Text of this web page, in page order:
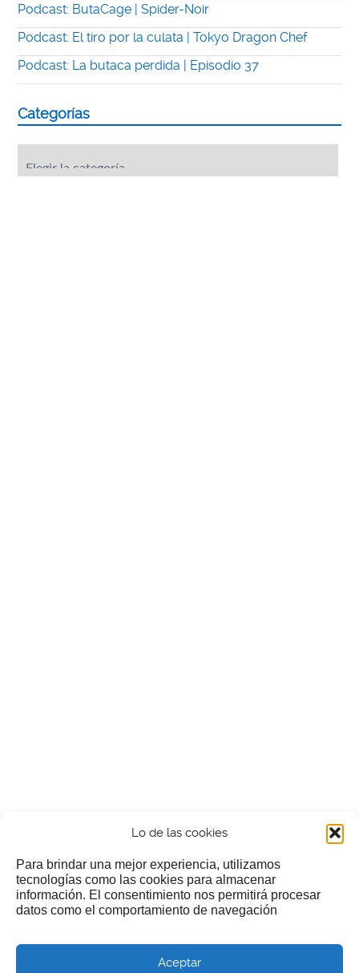
Lo de las cookies
Para brindar una mejor experiencia, utilizamos
tecnologías como las cookies para almacenar
información. El consentimiento nos permitirá procesar
datos como el comportamiento de navegación
Aceptar
Podcast: ButaCage | Spider-Noir
Podcast: El tiro por la culata | Tokyo Dragon Chef
Podcast: La butaca perdida | Episodio 37
Categorías
¿Nos invitas a un cafecillo?
Si te gusta nuestra web puedes echar limosna a estos